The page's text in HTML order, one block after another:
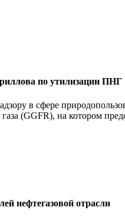
по утилизации ПНГ
в сфере
(GGFR), на котором
нефтегазовой отрасли